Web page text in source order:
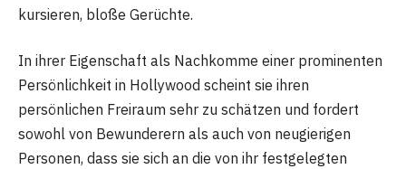
kursieren, bloße Gerüchte.
In ihrer Eigenschaft als Nachkomme einer prominenten
Persönlichkeit in Hollywood scheint sie ihren
persönlichen Freiraum sehr zu schätzen und fordert
sowohl von Bewunderern als auch von neugierigen
Personen, dass sie sich an die von ihr festgelegten